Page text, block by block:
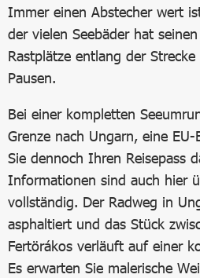
Immer einen Abstecher wert
der vielen Seebäder hat
Rastplätze entlang der
Pausen.
Bei einer kompletten
Grenze nach Ungarn, eine
Sie dennoch Ihren Reisepass
Informationen sind auch hier
vollständig. Der Radweg in
asphaltiert und das Stück
Fertörákos verläuft auf einer
Es erwarten Sie malerische